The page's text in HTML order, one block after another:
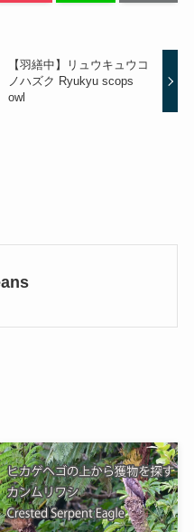
【羽繕中】リュウキュウコ
ノハズク Ryukyu scops
owl